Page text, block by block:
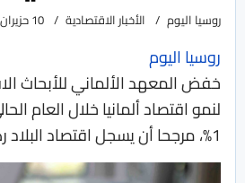
روسيا اليوم الأخبار الاقتصادية 10 حزيران/يونيو 2026
روسيا اليوم
خفض المعهد الألماني للأبحاث
1%، مرجحا أن يسجل اقتصاد البلاد ركودا تقنيا.